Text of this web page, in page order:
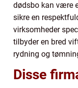
dødsbo kan være
sikre en
virksomheder
tilbyder en bred
rydning og
Disse